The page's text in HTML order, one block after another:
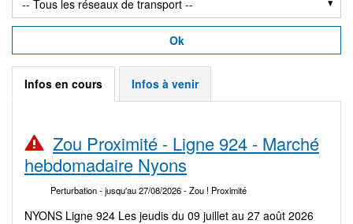
Ok
Infos en cours Infos à venir
Zou Proximité - Ligne 924 - Marché
hebdomadaire Nyons
Perturbation- jusqu'au 27/08/2026- Zou ! Proximité
NYONS Ligne 924 Les jeudis du 09 juillet au 27 août 2026